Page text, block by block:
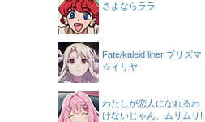
さよならララ
Fate/kaleid liner プリズマ
☆イリヤ
わたしが恋人になれるわ
けないじゃん、ムリムリ!